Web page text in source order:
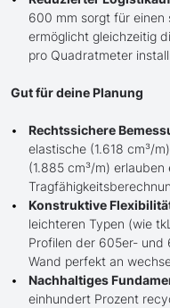
600 mm sorgt für einen
ermöglicht gleichzeitig
pro Quadratmeter
Gut für deine Planung
Rechtssichere
elastische (1.618 cm³/
(1.885 cm³/m)
Konstruktive
leichteren Typen (wie
Profilen der 605er- und
Wand perfekt an
Nachhaltiges
einhundert Prozent